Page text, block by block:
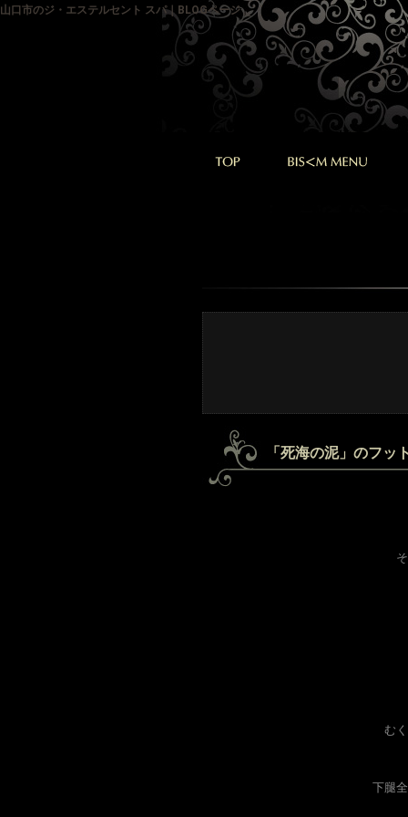
山口市のジ・エステルセント スパ｜BLOGページ
「死海の泥」のフッ
む
下腿